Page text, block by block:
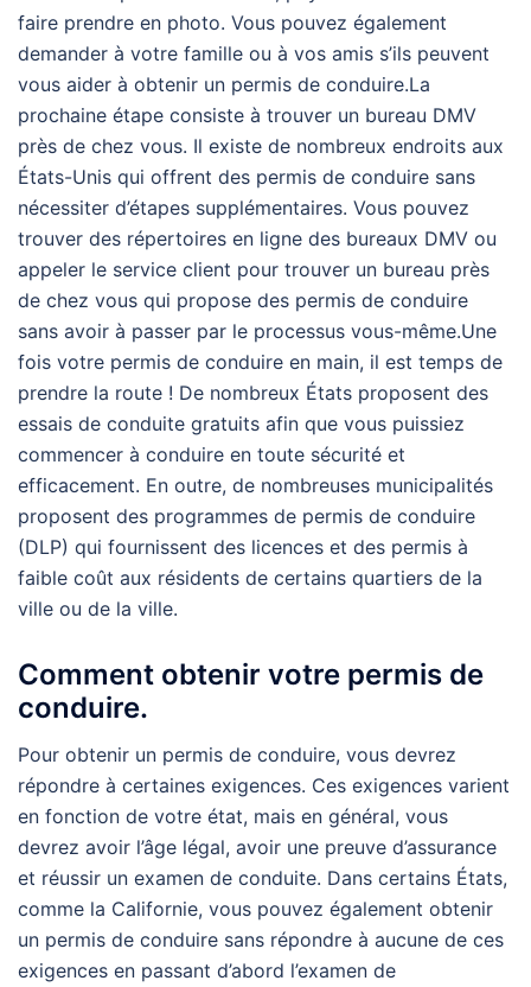
faire prendre en photo. Vous pouvez également
demander à votre famille ou à vos amis s’ils peuvent
vous aider à obtenir un permis de conduire.La
prochaine étape consiste à trouver un bureau DMV
près de chez vous. Il existe de nombreux endroits aux
États-Unis qui offrent des permis de conduire sans
nécessiter d’étapes supplémentaires. Vous pouvez
trouver des répertoires en ligne des bureaux DMV ou
appeler le service client pour trouver un bureau près
de chez vous qui propose des permis de conduire
sans avoir à passer par le processus vous-même.Une
fois votre permis de conduire en main, il est temps de
prendre la route ! De nombreux États proposent des
essais de conduite gratuits afin que vous puissiez
commencer à conduire en toute sécurité et
efficacement. En outre, de nombreuses municipalités
proposent des programmes de permis de conduire
(DLP) qui fournissent des licences et des permis à
faible coût aux résidents de certains quartiers de la
ville ou de la ville.
Comment obtenir votre permis de
conduire.
Pour obtenir un permis de conduire, vous devrez
répondre à certaines exigences. Ces exigences varient
en fonction de votre état, mais en général, vous
devrez avoir l’âge légal, avoir une preuve d’assurance
et réussir un examen de conduite. Dans certains États,
comme la Californie, vous pouvez également obtenir
un permis de conduire sans répondre à aucune de ces
exigences en passant d’abord l’examen de